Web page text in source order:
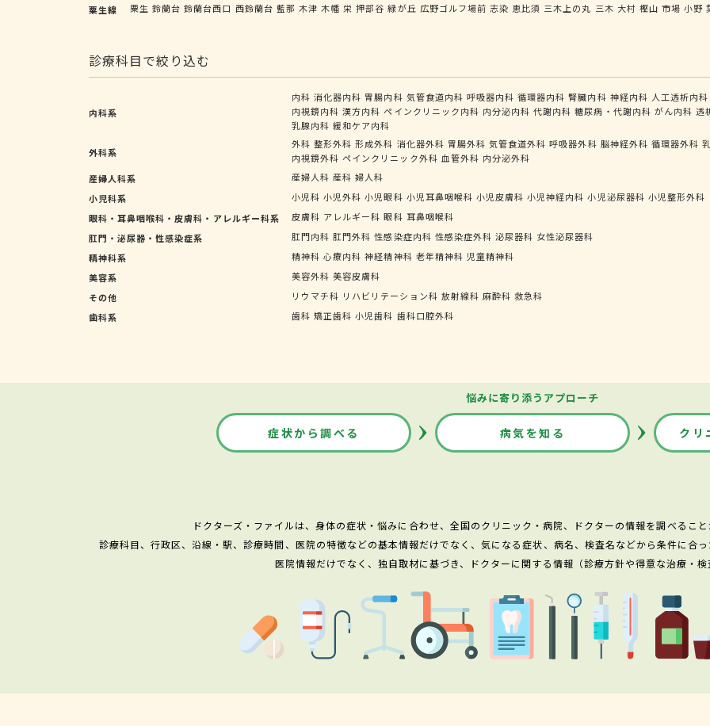
粟生線 粟生 鈴蘭台 鈴蘭台西口 西鈴蘭台 藍那 木津 木幡 栄 押部谷 緑が丘 広野ゴルフ場前 志染 恵比須 三木上の丸 三木 大村 樫山 市場 小野
診療科目で絞り込む
内科系
内科 消化器内科 胃腸内科 気管食道内科 呼吸器内科 循環器内科 腎臓内科 神経内科 人工透析内科
内視鏡内科 漢方内科 ペインクリニック内科 内分泌内科 代謝内科 糖尿病・代謝内科 がん内科 透
乳腺内科 緩和ケア内科
外科系
外科 整形外科 形成外科 消化器外科 胃腸外科 気管食道外科 呼吸器外科 脳神経外科 循環器外科
内視鏡外科 ペインクリニック外科 血管外科 内分泌外科
産婦人科系
産婦人科 産科 婦人科
小児科系
小児科 小児外科 小児眼科 小児耳鼻咽喉科 小児皮膚科 小児神経内科 小児泌尿器科 小児整形外科
眼科・耳鼻咽喉科・皮膚科・アレルギー科系
皮膚科 アレルギー科 眼科 耳鼻咽喉科
肛門・泌尿器・性感染症系
肛門内科 肛門外科 性感染症内科 性感染症外科 泌尿器科 女性泌尿器科
精神科系
精神科 心療内科 神経精神科 老年精神科 児童精神科
美容系
美容外科 美容皮膚科
その他
リウマチ科 リハビリテーション科 放射線科 麻酔科 救急科
歯科系
歯科 矯正歯科 小児歯科 歯科口腔外科
悩みに寄り添うアプローチ
症状から調べる 病気を知る クリ
ドクターズ・ファイルは、身体の症状・悩みに合わせ、全国のクリニック・病院、ドクターの情報を調べるこ
診療科目、行政区、沿線・駅、診療時間、医院の特徴などの基本情報だけでなく、気になる症状、病名、検査名などから条件に合
医院情報だけでなく、独自取材に基づき、ドクターに関する情報（診療方針や得意な治療・